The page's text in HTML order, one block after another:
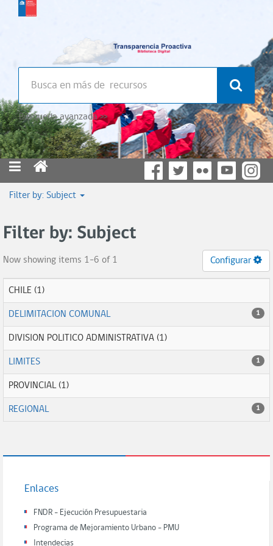
Búsqueda avanzada >>
Filter by: Subject
Filter by: Subject
Now showing items 1-6 of 1 Configurar
CHILE (1)
DELIMITACION COMUNAL 1
DIVISION POLITICO ADMINISTRATIVA (1)
LIMITES 1
PROVINCIAL (1)
REGIONAL 1
Enlaces
FNDR - Ejecución Presupuestaria
Programa de Mejoramiento Urbano - PMU
Intendecias